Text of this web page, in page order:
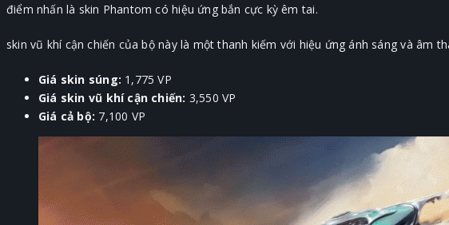
điểm nhấn là skin Phantom có hiệu ứng bắn cực kỳ êm tai.
skin vũ khí cận chiến của bộ này là một thanh kiếm với hiệu ứng ánh sáng và âm
Giá skin súng: 1,775 VP
Giá skin vũ khí cận chiến: 3,550 VP
Giá cả bộ: 7,100 VP